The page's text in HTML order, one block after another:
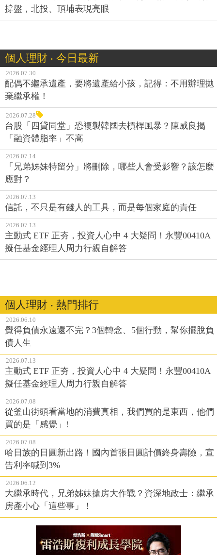
撐盤，北投、頂埔表現亮眼
個人理財 ‧ 今日最新
2026.07.30
配偶不繼承遺產，要將遺產給小孩，記得：不用辦理拋
棄繼承權！
2026.07.28
台股「四貸同堂」恐複製韓國去槓桿風暴？陳威良揭
「融資體脂率」不高
2026.07.14
「兄弟姊妹特留分」將刪除，哪些人會受影響？該怎麼
應對？
2026.07.13
信託，不只是有錢人的工具，而是每個家庭的責任
2026.07.13
主動式 ETF 正夯，投資人心中 4 大疑問！永豐00410A
擬任基金經理人周力行親自解答
個人理財 ‧ 熱門排行
2026.06.10
覺得負債永遠還不完？3個轉念、5個行動，幫你擺脫負
債人生
2026.07.13
主動式 ETF 正夯，投資人心中 4 大疑問！永豐00410A
擬任基金經理人周力行親自解答
2026.07.08
從釜山街頭看當地的消費真相，我們買的是東西，他們
買的是「感覺」!
2026.07.08
哈日族的日圓新出路！國內首張日圓計價終身壽險，宣
告利率喊到3%
2026.06.12
大繼承時代，兄弟姊妹搶房大作戰？資深地政士：繼承
房產小心「這些事」！